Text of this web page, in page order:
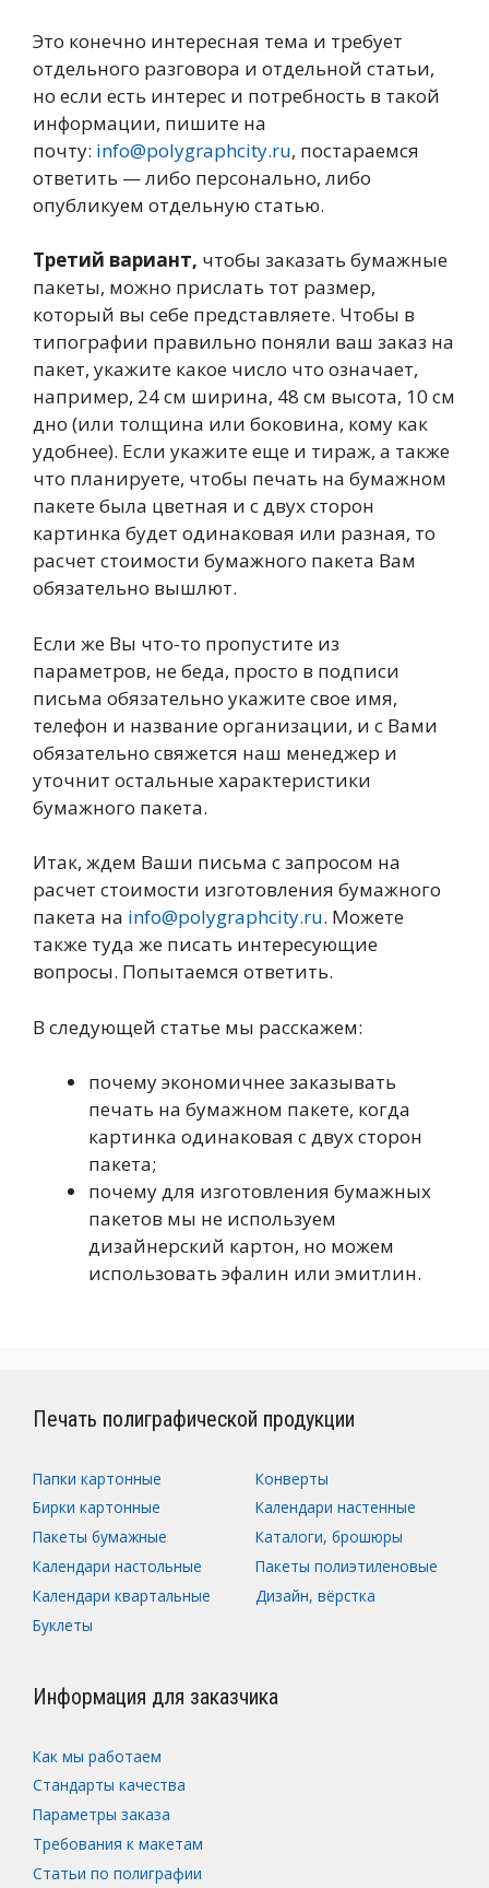
Это конечно интересная тема и требует
отдельного разговора и отдельной статьи,
но если есть интерес и потребность в такой
информации, пишите на
почту: info@polygraphcity.ru, постараемся
ответить — либо персонально, либо
опубликуем отдельную статью.
Третий вариант, чтобы заказать бумажные
пакеты, можно прислать тот размер,
который вы себе представляете. Чтобы в
типографии правильно поняли ваш заказ на
пакет, укажите какое число что означает,
например, 24 см ширина, 48 см высота, 10 см
дно (или толщина или боковина, кому как
удобнее). Если укажите еще и тираж, а также
что планируете, чтобы печать на бумажном
пакете была цветная и с двух сторон
картинка будет одинаковая или разная, то
расчет стоимости бумажного пакета Вам
обязательно вышлют.
Если же Вы что-то пропустите из
параметров, не беда, просто в подписи
письма обязательно укажите свое имя,
телефон и название организации, и с Вами
обязательно свяжется наш менеджер и
уточнит остальные характеристики
бумажного пакета.
Итак, ждем Ваши письма с запросом на
расчет стоимости изготовления бумажного
пакета на info@polygraphcity.ru. Можете
также туда же писать интересующие
вопросы. Попытаемся ответить.
В следующей статье мы расскажем:
почему экономичнее заказывать
печать на бумажном пакете, когда
картинка одинаковая с двух сторон
пакета;
почему для изготовления бумажных
пакетов мы не используем
дизайнерский картон, но можем
использовать эфалин или эмитлин.
Печать полиграфической продукции
Папки картонные
Бирки картонные
Пакеты бумажные
Календари настольные
Календари квартальные
Буклеты
Конверты
Календари настенные
Каталоги, брошюры
Пакеты полиэтиленовые
Дизайн, вёрстка
Информация для заказчика
Как мы работаем
Стандарты качества
Параметры заказа
Требования к макетам
Статьи по полиграфии